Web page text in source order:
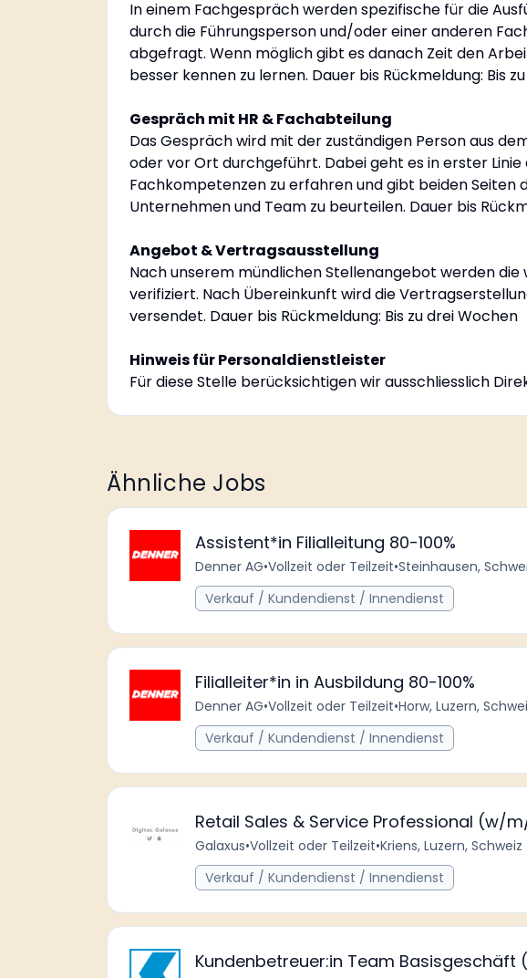
In einem Fachgespräch werden spezifische für die
durch die Führungsperson und/oder einer anderen
abgefragt. Wenn möglich gibt es danach Zeit den
besser kennen zu lernen. Dauer bis Rückmeldung: Bis
Gespräch mit HR & Fachabteilung
Das Gespräch wird mit der zuständigen Person aus
oder vor Ort durchgeführt. Dabei geht es in erster
Fachkompetenzen zu erfahren und gibt beiden Seiten
Unternehmen und Team zu beurteilen. Dauer bis
Angebot & Vertragsausstellung
Nach unserem mündlichen Stellenangebot werden
verifiziert. Nach Übereinkunft wird die
versendet. Dauer bis Rückmeldung: Bis zu drei Wochen
Hinweis für Personaldienstleister
Für diese Stelle berücksichtigen wir ausschliesslich
Ähnliche Jobs
Assistent*in Filialleitung 80-100%
Denner AG•Vollzeit oder Teilzeit•Steinhausen,
Verkauf / Kundendienst / Innendienst
Filialleiter*in in Ausbildung 80-100%
Denner AG•Vollzeit oder Teilzeit•Horw, Luzern,
Verkauf / Kundendienst / Innendienst
Retail Sales & Service Professional (w/
Galaxus•Vollzeit oder Teilzeit•Kriens, Luzern, Schweiz
Verkauf / Kundendienst / Innendienst
Kundenbetreuer:in Team Basisgeschäft